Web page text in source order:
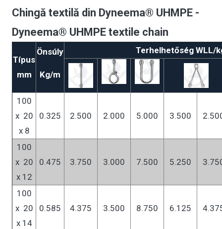
Chingă textilă din Dyneema® UHMPE -
Dyneema® UHMPE textile chain
Típus
mm
Önsúly
Kg/m
Terhelhetőség WLL/
100
x 20
x 8
0.325 2.500 2.000 5.000 3.500
100
x 20
x 12
0.475 3.750 3.000 7.500 5.250
100
x 20
x 14
0.585 4.375 3.500 8.750 6.125